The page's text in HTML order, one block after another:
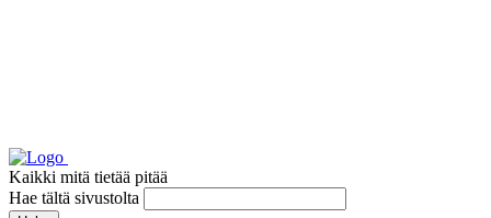
Kaikki mitä tietää pitää
Hae tältä sivustolta